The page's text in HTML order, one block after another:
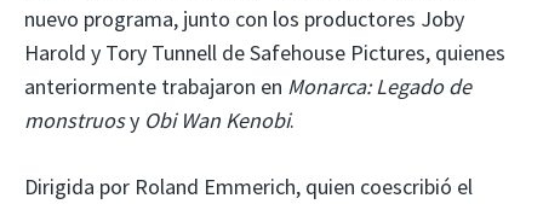
nuevo programa, junto con los productores Joby
Harold y Tory Tunnell de Safehouse Pictures, quienes
anteriormente trabajaron en Monarca: Legado de
monstruosy Obi Wan Kenobi.
Dirigida por Roland Emmerich, quien coescribió el